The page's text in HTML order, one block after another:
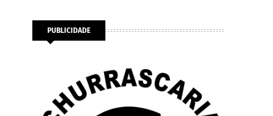
PUBLICIDADE